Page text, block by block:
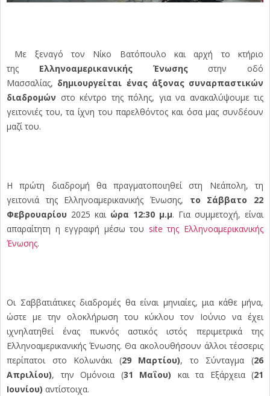
Με ξεναγό τον Νίκο Βατόπουλο και αρχή το κτήριο
της
Ελληνοαμερικανικής Ένωσηςστην οδό
Μασσαλίας, δημιουργείται ένας άξονας συναρπαστικών
διαδρομών στο κέντρο της πόλης, για να ανακαλύψουμε τις
γειτονιές του, τα ίχνη του παρελθόντος και όσα μας συνδέουν
μαζί του.
Η πρώτη διαδρομή θα πραγματοποιηθεί στη Νεάπολη, τη
γειτονιά της Ελληνοαμερικανικής Ένωσης, το Σάββατο 22
Φεβρουαρίου 2025 και ώρα 12:30 μ.μ. Για συμμετοχή, είναι
απαραίτητη η εγγραφή μέσω του site της Ελληνοαμερικανικής
Ένωσης.
Οι Σαββατιάτικες διαδρομές θα είναι μηνιαίες, μια κάθε μήνα,
ώστε με την ολοκλήρωση του κύκλου τον Ιούνιο να έχει
ιχνηλατηθεί ένας πυκνός αστικός ιστός περιμετρικά της
Ελληνοαμερικανικής Ένωσης. Θα ακολουθήσουν άλλοι τέσσερις
περίπατοι στο Κολωνάκι (29 Μαρτίου), το Σύνταγμα (26
Απριλίου), την Ομόνοια (31 Μαΐου) και τα Εξάρχεια (21
Ιουνίου) αντίστοιχα.